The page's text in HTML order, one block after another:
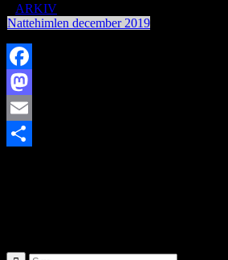
ARKIV
Nattehimlen december 2019
Facebook
Mastodon
Email